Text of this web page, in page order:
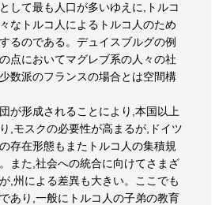
して最も人口が多いゆえに,トルコ
なトルコ人によるトルコ人のため
るのである。デュイスブルグの例
点においてマグレブ系の人々の社
数派のフランスの場合とは空間構
が形成されることにより,本国以上
,モスクの必要性が高まるが,ドイツ
存在形態もまたトルコ人の集積規
また,社会への統合に向けてさまざ
,州による差異も大きい。ここでも
あり,一般にトルコ人の子弟の教育